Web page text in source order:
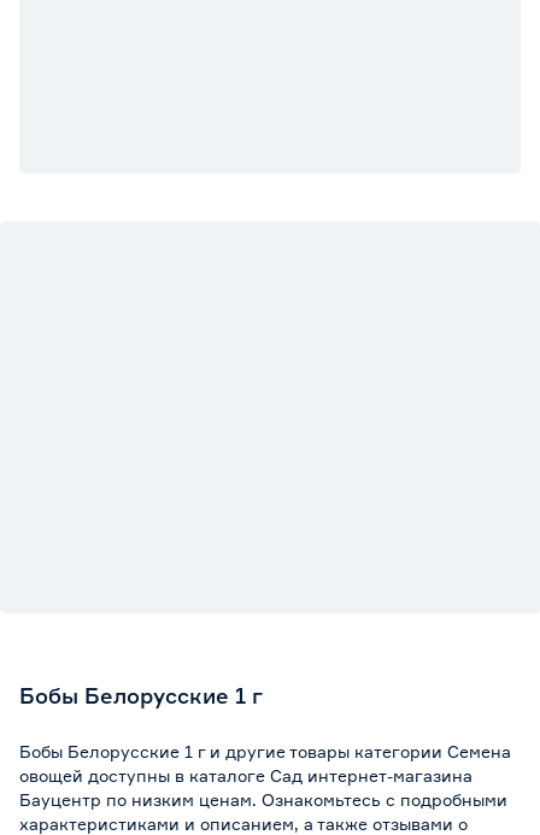
Бобы Белорусские 1 г
Бобы Белорусские 1 г и другие товары категории Семена
овощей доступны в каталоге Сад интернет-магазина
Бауцентр по низким ценам. Ознакомьтесь с подробными
характеристиками и описанием, а также отзывами о